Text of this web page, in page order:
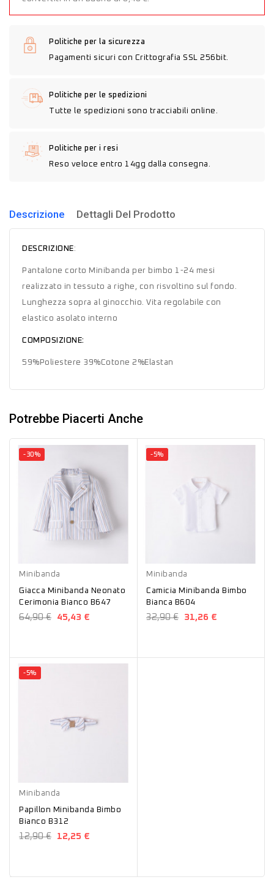
Politiche per la sicurezza
Pagamenti sicuri con Crittografia SSL 256bit.
Politiche per le spedizioni
Tutte le spedizioni sono tracciabili online.
Politiche per i resi
Reso veloce entro 14gg dalla consegna.
Descrizione Dettagli Del Prodotto
DESCRIZIONE:
Pantalone corto Minibanda per bimbo 1-24 mesi
realizzato in tessuto a righe, con risvoltino sul fondo.
Lunghezza sopra al ginocchio. Vita regolabile con
elastico asolato interno
COMPOSIZIONE:
59%Poliestere 39%Cotone 2%Elastan
Potrebbe Piacerti Anche
-30%
Minibanda
Giacca Minibanda Neonato
Cerimonia Bianco B647
64,90 € 45,43 €
-5%
Minibanda
Camicia Minibanda Bimbo
Bianca B604
32,90 € 31,26 €
-5%
Minibanda
Papillon Minibanda Bimbo
Bianco B312
12,90 € 12,25 €